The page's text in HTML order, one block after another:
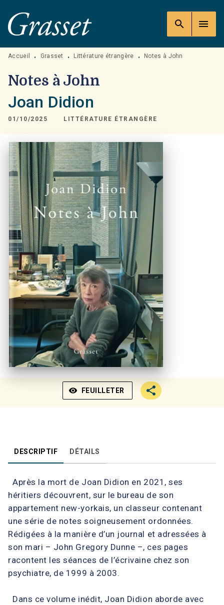
MENU RECHERCHE
PIED DE PAGE
search menu
Accueil • Grasset • Littérature étrangère • Notes à John
Notes à John
Joan Didion
01/10/2025 LITTÉRATURE ÉTRANGÈRE
visibility FEUILLETER
DESCRIPTIF DÉTAILS
Après la mort de Joan Didion en 2021, ses
héritiers découvrent, sur le bureau de son
appartement new-yorkais, un classeur contenant
une série de notes soigneusement ordonnées.
Rédigées à la manière d’un journal et adressées à
son mari – John Gregory Dunne –, ces pages
racontent les séances de l’écrivaine chez son
psychiatre, de 1999 à 2003.
Dans ce volume inédit, Joan Didion aborde avec